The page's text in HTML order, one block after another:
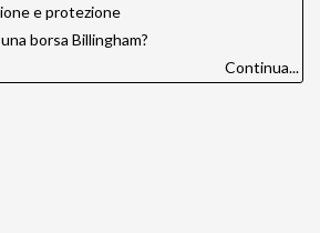
e protezione
borsa Billingham?
Continua...